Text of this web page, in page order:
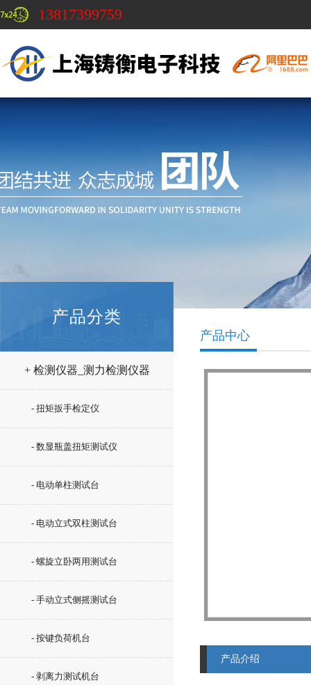
13817399759
产品分类
+ 检测仪器_测力检测仪器
- 扭矩扳手检定仪
- 数显瓶盖扭矩测试仪
- 电动单柱测试台
- 电动立式双柱测试台
- 螺旋立卧两用测试台
- 手动立式侧摇测试台
- 按键负荷机台
- 剥离力测试机台
产品中心
产品介绍